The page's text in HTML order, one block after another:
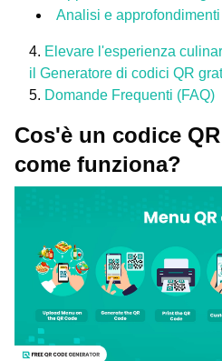
Analisi e approfondimenti
Elevare l'esperienza
il Generatore di codici QR
Domande Frequenti (FAQ)
Cos'è un codice
come funziona?